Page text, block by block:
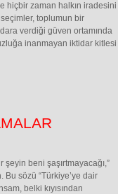
hiçbir zaman halkın iradesini
toplumun bir
verdiği güven ortamında
inanmayan iktidar kitlesi
beni şaşırtmayacağı,”
Bu sözü “Türkiye’ye dair
belki kıyısından